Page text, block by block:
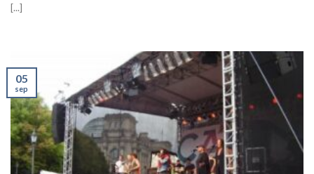
[...]
05
sep